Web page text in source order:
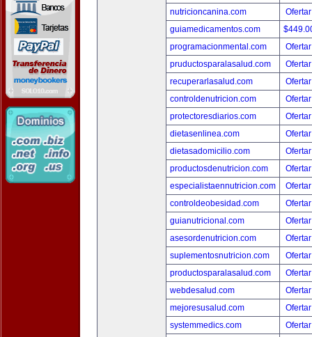
nutricioncanina.com
guiamedicamentos.com
programacionmental.com
pruductosparalasalud.com
recuperarlasalud.com
controldenutricion.com
protectoresdiarios.com
dietasenlinea.com
dietasadomicilio.com
productosdenutricion.com
especialistaennutricion.com
controldeobesidad.com
guianutricional.com
asesordenutricion.com
suplementosnutricion.com
productosparalasalud.com
webdesalud.com
mejoresusalud.com
systemmedics.com